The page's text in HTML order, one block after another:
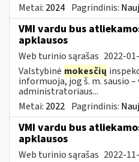
Metai: 2024 Pagrindinis:
VMI vardu bus
apklausos
Web turinio sąrašas 2022-
Valstybinė mokesčių
informuoja, jog š. m. sausio –
administratoriaus...
Metai: 2022 Pagrindinis:
VMI vardu bus
apklausos
Web turinio sąrašas 2022-